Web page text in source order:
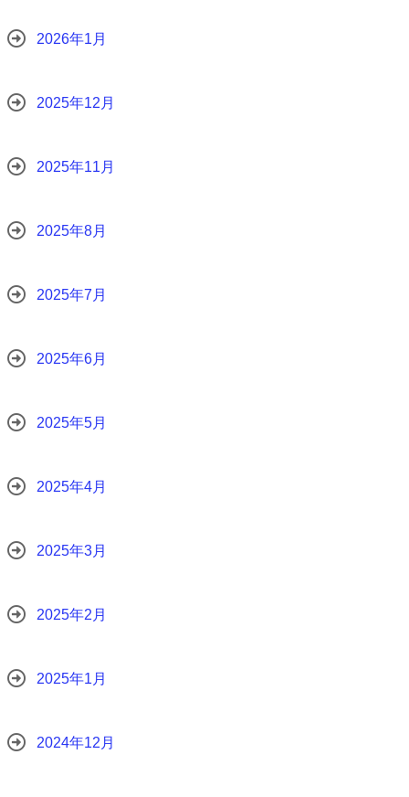
2026年1月
2025年12月
2025年11月
2025年8月
2025年7月
2025年6月
2025年5月
2025年4月
2025年3月
2025年2月
2025年1月
2024年12月